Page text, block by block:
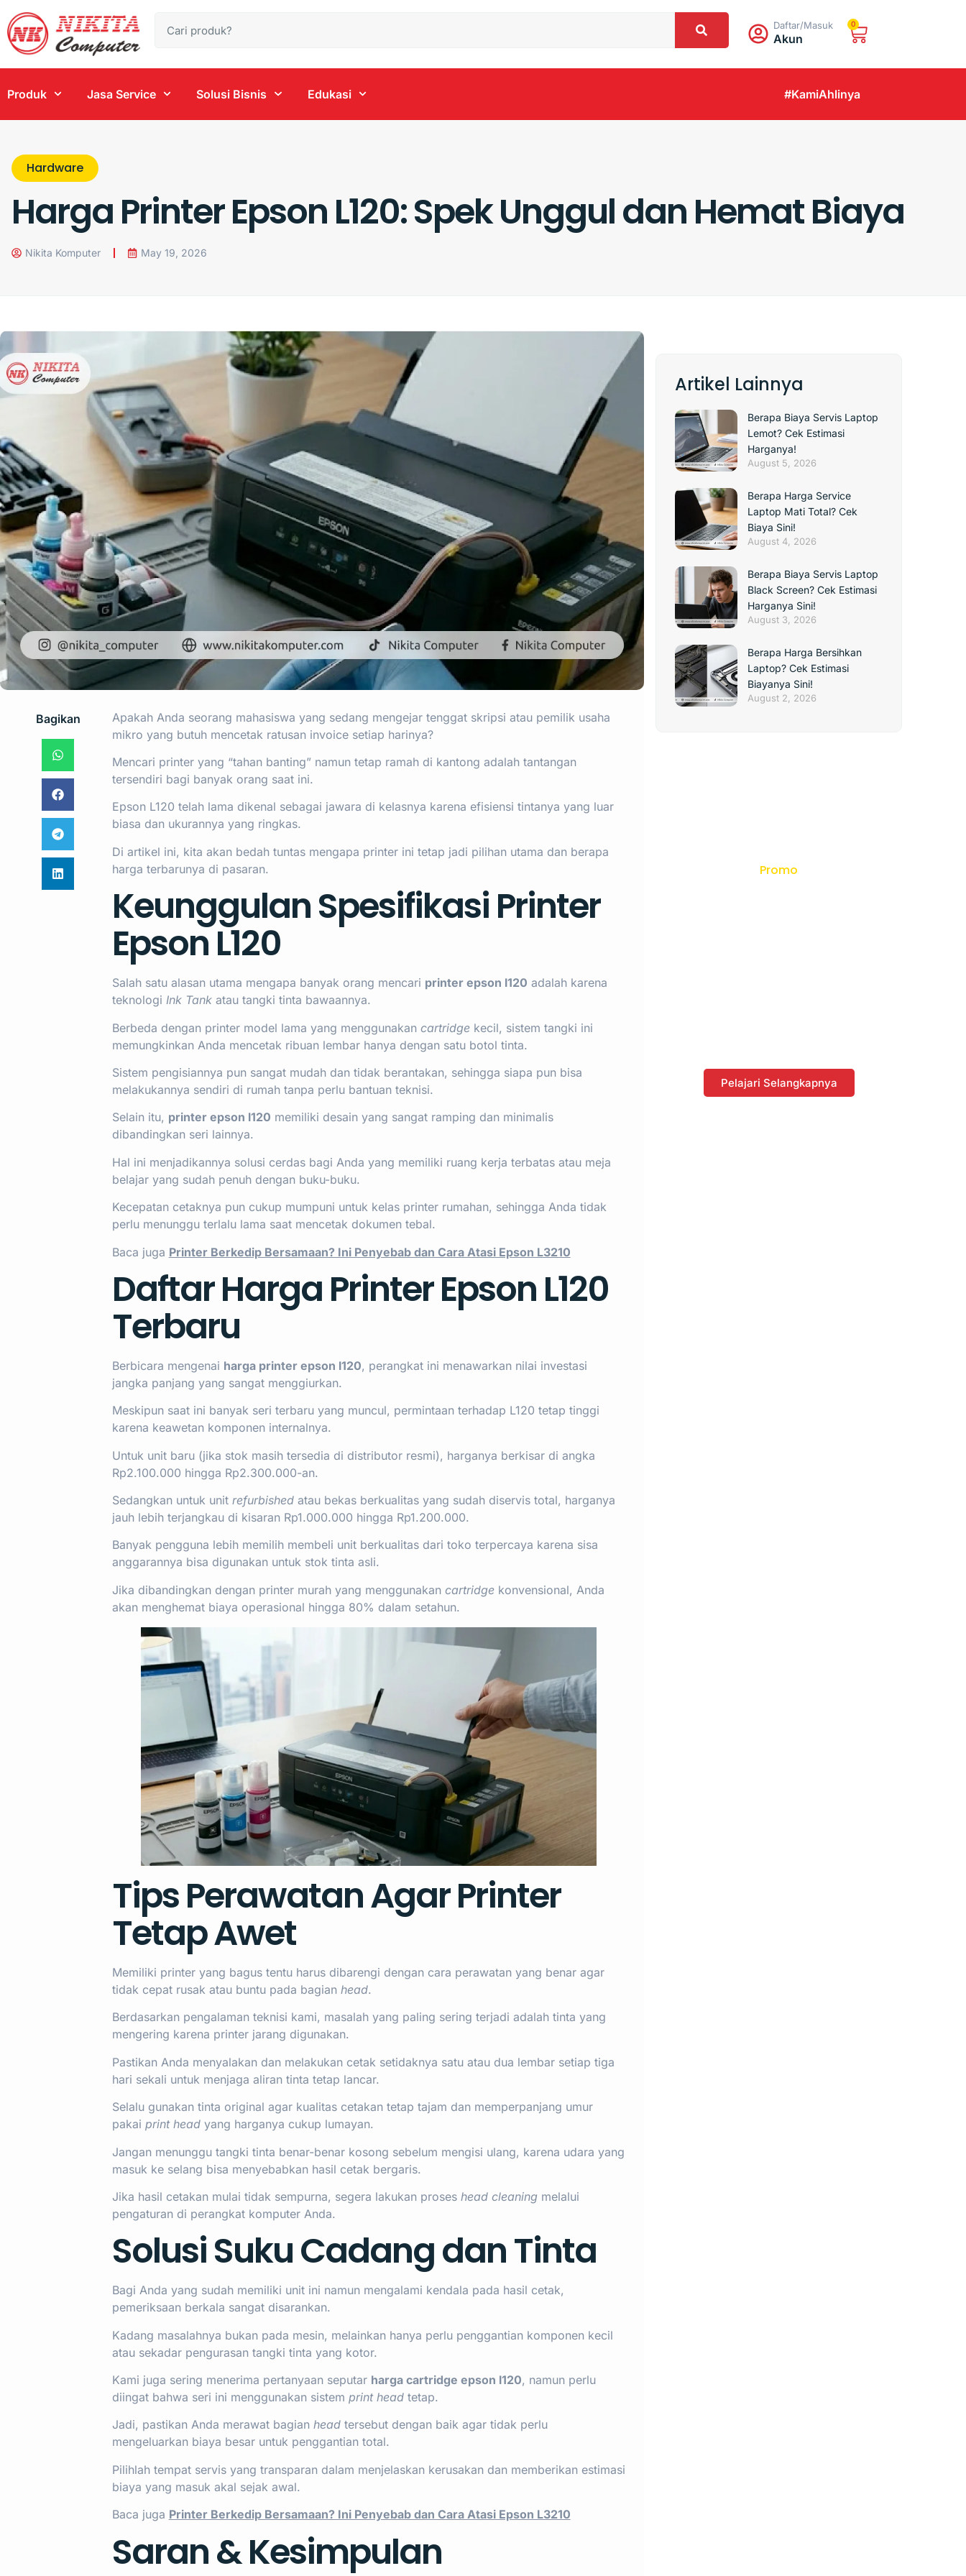
Daftar/Masuk
Akun
0
Produk Jasa Service Solusi Bisnis Edukasi #KamiAhlinya
Hardware
Harga Printer Epson L120: Spek Unggul dan Hemat Biaya
Nikita Komputer May 19, 2026
Bagikan
Apakah Anda seorang mahasiswa yang sedang mengejar tenggat skripsi atau pemilik usaha
mikro yang butuh mencetak ratusan invoice setiap harinya?
Mencari printer yang “tahan banting” namun tetap ramah di kantong adalah tantangan
tersendiri bagi banyak orang saat ini.
Epson L120 telah lama dikenal sebagai jawara di kelasnya karena efisiensi tintanya yang luar
biasa dan ukurannya yang ringkas.
Di artikel ini, kita akan bedah tuntas mengapa printer ini tetap jadi pilihan utama dan berapa
harga terbarunya di pasaran.
Keunggulan Spesifikasi Printer
Epson L120
Salah satu alasan utama mengapa banyak orang mencari printer epson l120 adalah karena
teknologi Ink Tankatau tangki tinta bawaannya.
Berbeda dengan printer model lama yang menggunakan cartridgekecil, sistem tangki ini
memungkinkan Anda mencetak ribuan lembar hanya dengan satu botol tinta.
Sistem pengisiannya pun sangat mudah dan tidak berantakan, sehingga siapa pun bisa
melakukannya sendiri di rumah tanpa perlu bantuan teknisi.
Selain itu, printer epson l120 memiliki desain yang sangat ramping dan minimalis
dibandingkan seri lainnya.
Hal ini menjadikannya solusi cerdas bagi Anda yang memiliki ruang kerja terbatas atau meja
belajar yang sudah penuh dengan buku-buku.
Kecepatan cetaknya pun cukup mumpuni untuk kelas printer rumahan, sehingga Anda tidak
perlu menunggu terlalu lama saat mencetak dokumen tebal.
Baca juga Printer Berkedip Bersamaan? Ini Penyebab dan Cara Atasi Epson L3210
Daftar Harga Printer Epson L120
Terbaru
Berbicara mengenai harga printer epson l120, perangkat ini menawarkan nilai investasi
jangka panjang yang sangat menggiurkan.
Meskipun saat ini banyak seri terbaru yang muncul, permintaan terhadap L120 tetap tinggi
karena keawetan komponen internalnya.
Untuk unit baru (jika stok masih tersedia di distributor resmi), harganya berkisar di angka
Rp2.100.000 hingga Rp2.300.000-an.
Sedangkan untuk unit refurbishedatau bekas berkualitas yang sudah diservis total, harganya
jauh lebih terjangkau di kisaran Rp1.000.000 hingga Rp1.200.000.
Banyak pengguna lebih memilih membeli unit berkualitas dari toko terpercaya karena sisa
anggarannya bisa digunakan untuk stok tinta asli.
Jika dibandingkan dengan printer murah yang menggunakan cartridgekonvensional, Anda
akan menghemat biaya operasional hingga 80% dalam setahun.
Tips Perawatan Agar Printer
Tetap Awet
Memiliki printer yang bagus tentu harus dibarengi dengan cara perawatan yang benar agar
tidak cepat rusak atau buntu pada bagian head.
Berdasarkan pengalaman teknisi kami, masalah yang paling sering terjadi adalah tinta yang
mengering karena printer jarang digunakan.
Pastikan Anda menyalakan dan melakukan cetak setidaknya satu atau dua lembar setiap tiga
hari sekali untuk menjaga aliran tinta tetap lancar.
Selalu gunakan tinta original agar kualitas cetakan tetap tajam dan memperpanjang umur
pakai print headyang harganya cukup lumayan.
Jangan menunggu tangki tinta benar-benar kosong sebelum mengisi ulang, karena udara yang
masuk ke selang bisa menyebabkan hasil cetak bergaris.
Jika hasil cetakan mulai tidak sempurna, segera lakukan proses head cleaning melalui
pengaturan di perangkat komputer Anda.
Solusi Suku Cadang dan Tinta
Bagi Anda yang sudah memiliki unit ini namun mengalami kendala pada hasil cetak,
pemeriksaan berkala sangat disarankan.
Kadang masalahnya bukan pada mesin, melainkan hanya perlu penggantian komponen kecil
atau sekadar pengurasan tangki tinta yang kotor.
Kami juga sering menerima pertanyaan seputar harga cartridge epson l120, namun perlu
diingat bahwa seri ini menggunakan sistem print headtetap.
Jadi, pastikan Anda merawat bagian headtersebut dengan baik agar tidak perlu
mengeluarkan biaya besar untuk penggantian total.
Pilihlah tempat servis yang transparan dalam menjelaskan kerusakan dan memberikan estimasi
biaya yang masuk akal sejak awal.
Baca juga Printer Berkedip Bersamaan? Ini Penyebab dan Cara Atasi Epson L3210
Saran & Kesimpulan
Artikel Lainnya
Berapa Biaya Servis Laptop
Lemot? Cek Estimasi
Harganya!
August 5, 2026
Berapa Harga Service
Laptop Mati Total? Cek
Biaya Sini!
August 4, 2026
Berapa Biaya Servis Laptop
Black Screen? Cek Estimasi
Harganya Sini!
August 3, 2026
Berapa Harga Bersihkan
Laptop? Cek Estimasi
Biayanya Sini!
August 2, 2026
Promo
Pelajari Selangkapnya